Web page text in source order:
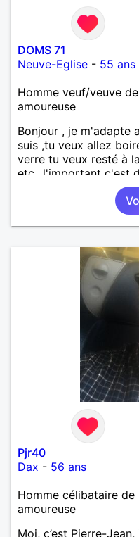
DOMS 71
Neuve-Eglise - 55 ans
Homme veuf/veuve
amoureuse
Bonjour , je m'adapte
suis ,tu veux allez
verre tu veux resté à
etc...l'important c'est
balader , faire du
théatre etc et j'aime
Pjr40
Dax - 56 ans
Homme célibataire
amoureuse
Moi, c’est Pierre-